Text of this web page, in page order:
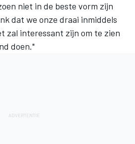
niet in de beste vorm zijn
dat we onze draai inmiddels
zal interessant zijn om te zien
doen."